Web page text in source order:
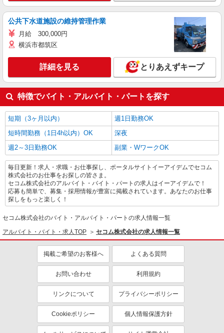
公共下水道施設の維持管理作業
月給 300,000円
横浜市都筑区
詳細を見る とりあえずキープ
特徴でバイト・アルバイト・パートを探す
短期（3ヶ月以内）
週1日勤務OK
短時間勤務（1日4h以内）OK
深夜
週2～3日勤務OK
副業・WワークOK
毎日更新！求人・求職・お仕事探し、ポータルサイトイーアイデムでセコム
株式会社のお仕事をお探しの皆さま。
セコム株式会社のアルバイト・バイト・パートの求人はイーアイデムで！
応募も簡単で、募集・採用情報が豊富に掲載されています。あなたのお仕事
探しをもっと楽しく！
セコム株式会社のバイト・アルバイト・パートの求人情報一覧
アルバイト・バイト・求人TOP
セコム株式会社の求人情報一覧
掲載ご希望のお客様へ よくある質問
お問い合わせ 利用規約
リンクについて プライバシーポリシー
Cookieポリシー 個人情報保護方針